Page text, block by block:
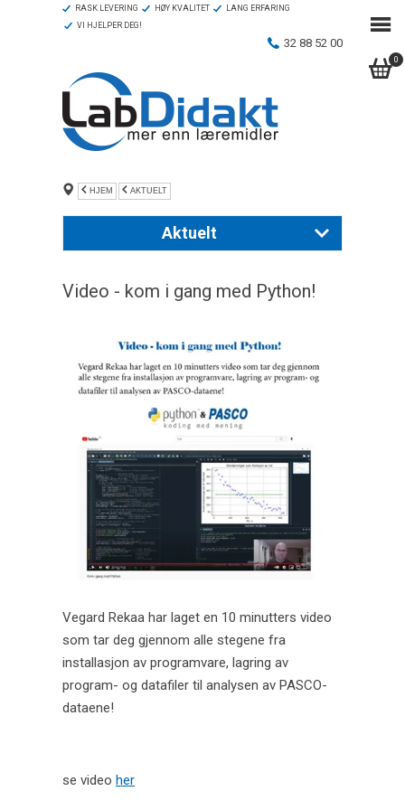
0
RASK LEVERING HØY KVALITET
LANG ERFARING
VI HJELPER DEG!
32 88 52 00
HJEM AKTUELT
Aktuelt
Kjemisett
Inspirasjonshefte
CO2-konsentrasjon i atmosfæren og global
oppvarming.
PASCO trådløst, kompatibelt med skolens
programvarer
En iskald solskinnshistorie
Den moderne dataloggeren!
Video - kom i gang med Python!
Python og Pasco
Koding som nytt verktøy i Realfagene
Video - kom i gang med Python!
Vegard Rekaa har laget en 10 minutters video
som tar deg gjennom alle stegene fra
installasjon av programvare, lagring av
program- og datafiler til analysen av PASCO-
dataene!
se video her